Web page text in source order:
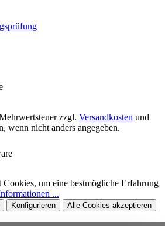
zzgl. Versandkosten und
wenn nicht anders angegeben.
Cookies, um eine bestmögliche Erfahrung
...
Konfigurieren Alle Cookies akzeptieren